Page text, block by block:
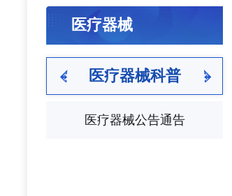
医疗器械
医疗器械科普
医疗器械公告通告